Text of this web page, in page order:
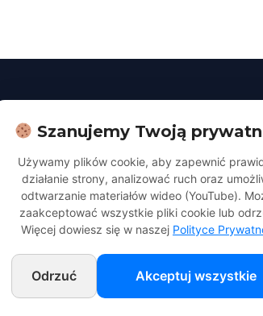
Dla Gości
Aktualności | Publikacje
w Łodzi. Wszelkie prawa zastrzeżone.
Szanujemy Twoją
Używamy plików cookie, aby zapewnić
działanie strony, analizować ruch oraz
odtwarzanie materiałów wideo (YouTube).
zaakceptować wszystkie pliki cookie lub
Więcej dowiesz się w naszej Polityce
Odrzuć Akceptuj wszystkie